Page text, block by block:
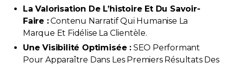
La Valorisation De L’histoire Et Du Savoir-
Faire :Contenu Narratif Qui Humanise La
Marque Et Fidélise La Clientèle.
Une Visibilité Optimisée :SEO Performant
Pour Apparaître Dans Les Premiers Résultats Des